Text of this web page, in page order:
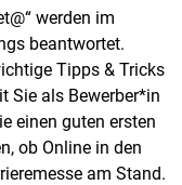
werden im
beantwortet.
Tipps & Tricks
Sie als Bewerber*in
einen guten ersten
ob Online in den
am Stand.